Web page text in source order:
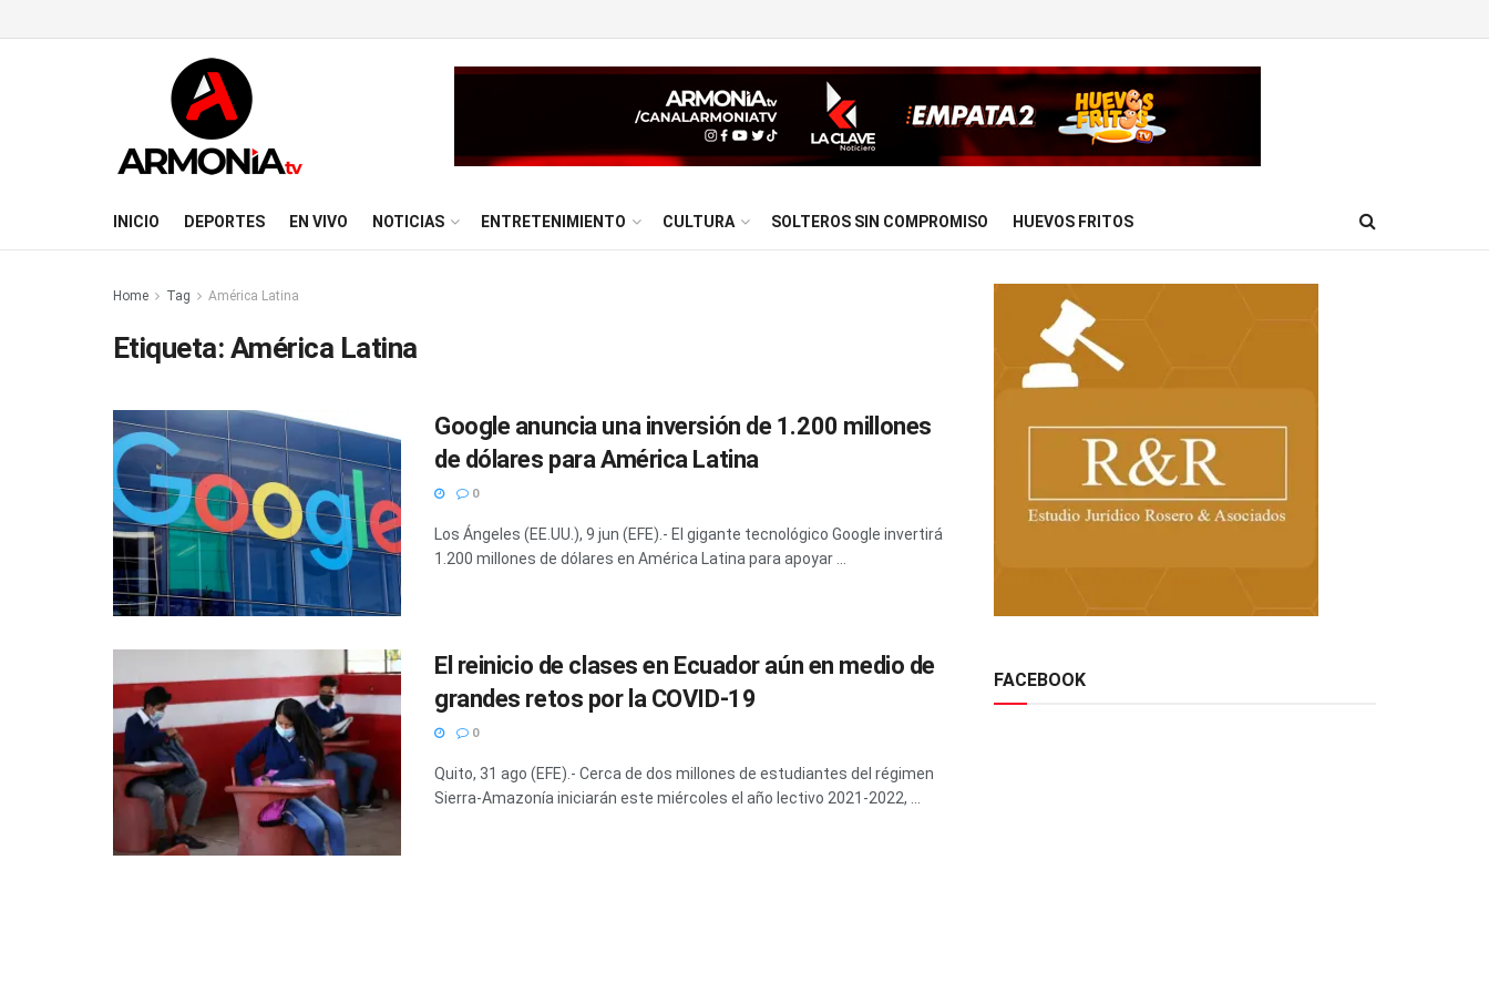
INICIO DEPORTES EN VIVO NOTICIAS ENTRETENIMIENTO CULTURA SOLTEROS SIN COMPROMISO HUEVOS FRITOS
Home Tag América Latina
Etiqueta: América Latina
Google anuncia una inversión de 1.200 millones
de dólares para América Latina
0
Los Ángeles (EE.UU.), 9 jun (EFE).- El gigante tecnológico Google invertirá
1.200 millones de dólares en América Latina para apoyar ...
El reinicio de clases en Ecuador aún en medio de
grandes retos por la COVID-19
0
Quito, 31 ago (EFE).- Cerca de dos millones de estudiantes del régimen
Sierra-Amazonía iniciarán este miércoles el año lectivo 2021-2022, ...
FACEBOOK